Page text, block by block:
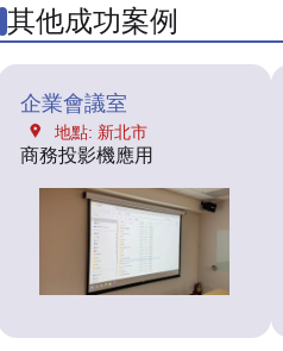
其他成功案例
企業會議室
地點: 新北市
商務投影機應用